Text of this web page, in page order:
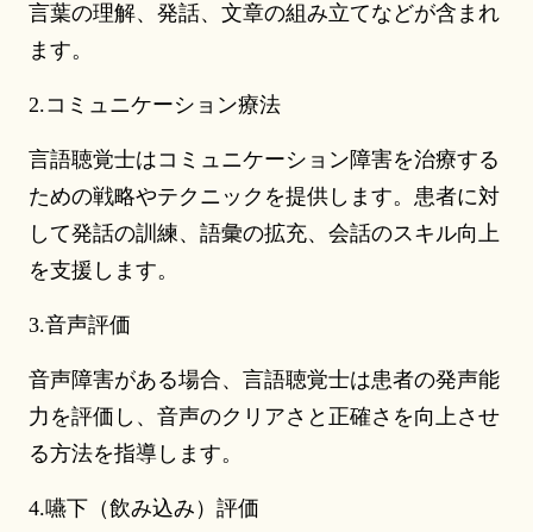
言葉の理解、発話、文章の組み立てなどが含まれ
ます。
2.コミュニケーション療法
言語聴覚士はコミュニケーション障害を治療する
ための戦略やテクニックを提供します。患者に対
して発話の訓練、語彙の拡充、会話のスキル向上
を支援します。
3.音声評価
音声障害がある場合、言語聴覚士は患者の発声能
力を評価し、音声のクリアさと正確さを向上させ
る方法を指導します。
4.嚥下（飲み込み）評価